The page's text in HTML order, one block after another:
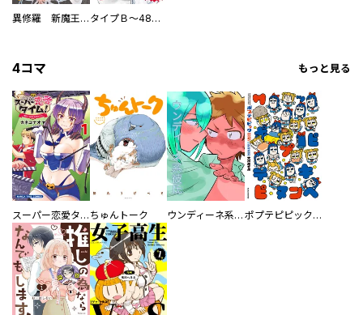
異修羅 新魔王戦争 タイプＢ～48時間後、致死率100％～【単話】
4コマ もっと見る
スーパー恋愛タイム！～現場でドＳな彼女は自宅でデレる～ ちゅんトーク ウンディーネ系彼氏 ポプテピピック SEASON EIGHT